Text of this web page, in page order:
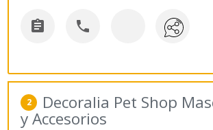
 
2 Decoralia Pet Shop
y Accesorios